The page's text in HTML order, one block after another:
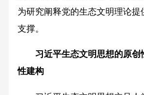
为研究阐释党的生态文明理论提
支撑。
习近平生态文明思想的原创
性建构